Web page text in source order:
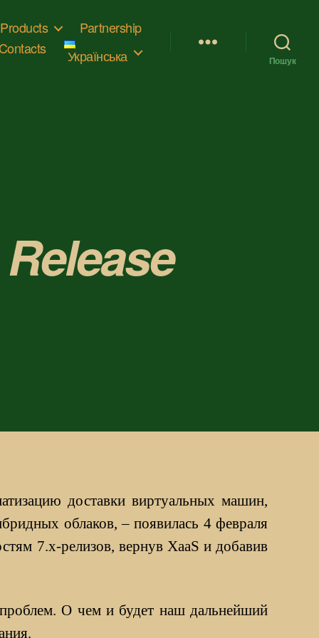
Products
Partnership
Українська Пошук
доставки виртуальных машин,
облаков, – появилась 4 февраля
7.х-релизов, вернув XaaS и добавив
О чем и будет наш дальнейший